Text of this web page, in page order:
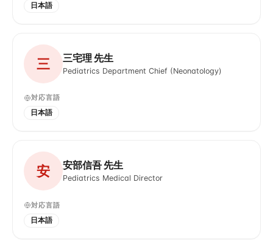
日本語
三 三宅理 先生
Pediatrics Department Chief (Neonatology)
対応言語
日本語
安 安部信吾 先生
Pediatrics Medical Director
対応言語
日本語